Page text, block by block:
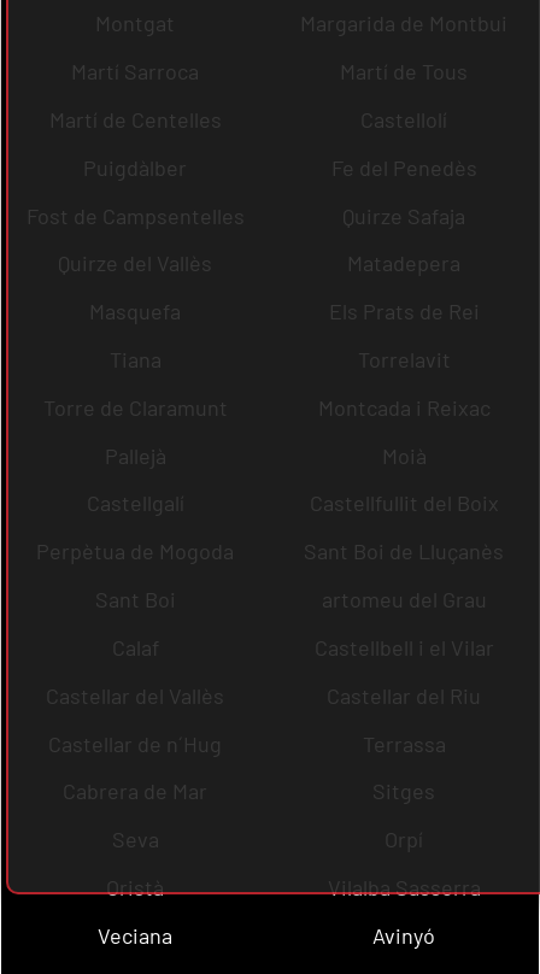
Montgat
Margarida de Montbui
Martí Sarroca
Martí de Tous
Martí de Centelles
Castellolí
Puigdàlber
Fe del Penedès
Fost de Campsentelles
Quirze Safaja
Quirze del Vallès
Matadepera
Masquefa
Els Prats de Rei
Tiana
Torrelavit
Torre de Claramunt
Montcada i Reixac
Pallejà
Moià
Castellgalí
Castellfullit del Boix
Perpètua de Mogoda
Sant Boi de Lluçanès
Sant Boi
artomeu del Grau
Calaf
Castellbell i el Vilar
Castellar del Vallès
Castellar del Riu
Castellar de n´Hug
Terrassa
Cabrera de Mar
Sitges
Seva
Orpí
Oristà
Vilalba Sasserra
Veciana
Avinyó